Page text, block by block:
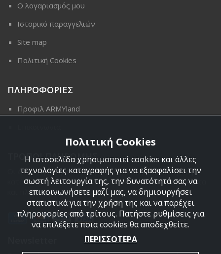
Ο λογαριασμός μου
Ιστορικό παραγγελιών
Site map
Πολιτική Cookies
ΠΛΗΡΟΦΟΡΙΕΣ
Προφιλ ARMYland
ΤΡΟΠΟΙ ΠΛΗΡΩΜΗΣ
Οι διαθέσιμοι τρόποι πληρωμής είναι η Αντικαταβολή,
κατάθεση σε τραπεζικό μας λογαριασμό, πιστωτική κάρτα
και πληρωμή με PayPal.
Πολιτική Cookies
Η ιστοσελίδα χρησιμοποιεί cookies και άλλες
τεχνολογίες καταγραφής για να εξασφαλίσει την
σωστή λειτουργία της, την δυνατότητά σας να
επικοινωνήσετε μαζί μας, να δημιουργήσει
στατιστικά για την χρήση της και να παρέχει
πληροφορίες από τρίτους. Πατήστε ρυθμίσεις για
να επιλέξετε ποια cookies θα αποδεχθείτε.
ΠΕΡΙΣΣΟΤΕΡΑ